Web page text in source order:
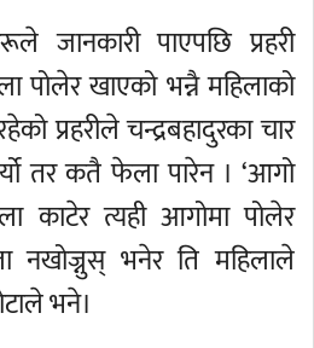
जानकारी पाएपछि प्रहरी
पोलेर खाएको भन्नै महिलाको
प्रहरीले चन्द्रबहादुरका चार
तर कतै फेला पारेन । ‘आगो
काटेर त्यही आगोमा पोलेर
भनेर ति महिलाले
भने।